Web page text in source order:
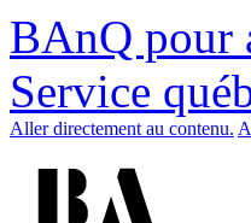
BAnQ pour
Service
Aller directement au contenu.